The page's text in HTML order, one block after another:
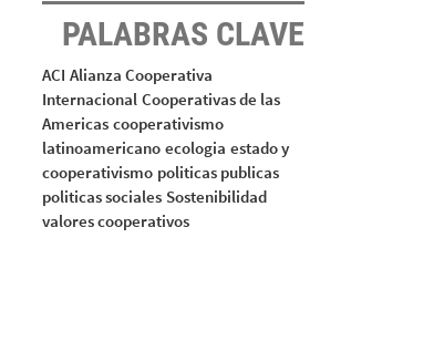
PALABRAS CLAVE
ACI Alianza Cooperativa
Internacional Cooperativas de las
Americas cooperativismo
latinoamericano ecologia estado y
cooperativismo politicas publicas
politicas sociales Sostenibilidad
valores cooperativos